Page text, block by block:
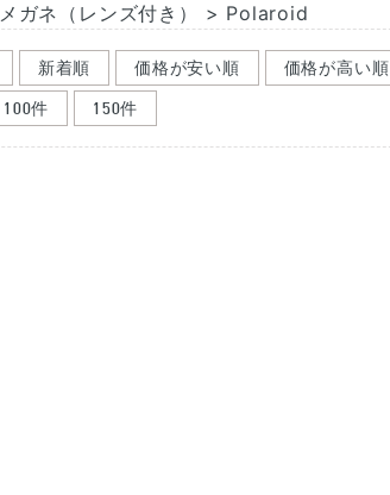
ガネ（レンズ付き） > Polaroid
新着順 価格が安い順 価格が高い順
100件 150件